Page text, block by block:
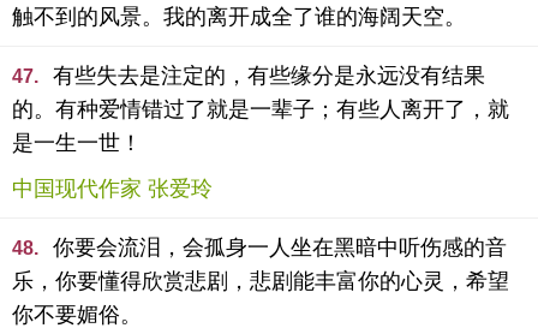
触不到的风景。我的离开成全了谁的海阔天空。
47.
有些失去是注定的，有些缘分是永远没有结果
的。有种爱情错过了就是一辈子；有些人离开了，就
是一生一世！
中国现代作家 张爱玲
48.
你要会流泪，会孤身一人坐在黑暗中听伤感的音
乐，你要懂得欣赏悲剧，悲剧能丰富你的心灵，希望
你不要媚俗。